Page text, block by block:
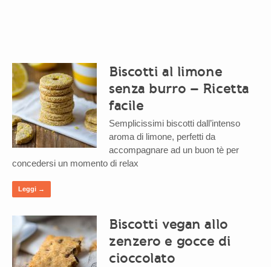
Biscotti al limone
senza burro – Ricetta
facile
Semplicissimi biscotti dall’intenso
aroma di limone, perfetti da
accompagnare ad un buon tè per
concedersi un momento di relax
Leggi →
Biscotti vegan allo
zenzero e gocce di
cioccolato